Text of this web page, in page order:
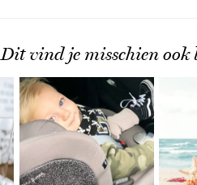
Dit vind je misschien ook